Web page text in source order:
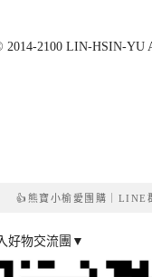
2014-2100 LIN-HSIN-YU
👍熊寶小榆愛團購｜LINE
好物交流團▼